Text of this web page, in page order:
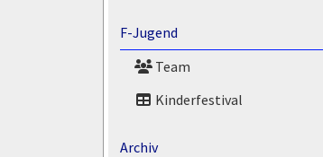
F-Jugend
Team
Kinderfestival
Archiv